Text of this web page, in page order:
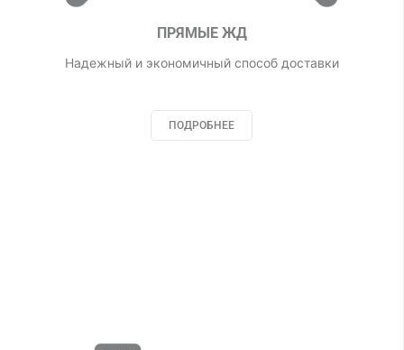
ПРЯМЫЕ ЖД
Надежный и экономичный способ доставки
ПОДРОБНЕЕ